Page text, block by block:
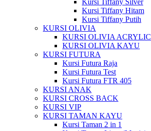
Kursi Tiffany Silver
Kursi Tiffany Hitam
Kursi Tiffany Putih
KURSI OLIVIA
KURSI OLIVIA ACRYLIC
KURSI OLIVIA KAYU
KURSI FUTURA
Kursi Futura Raja
Kursi Futura Test
Kursi Futura FTR 405
KURSI ANAK
KURSI CROSS BACK
KURSI VIP
KURSI TAMAN KAYU
Kursi Taman 2 in 1